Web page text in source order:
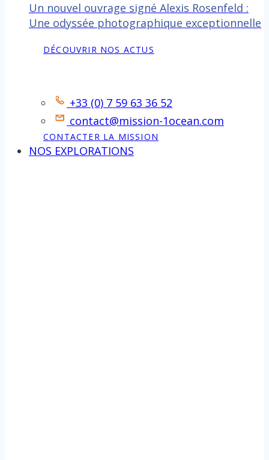
Un nouvel ouvrage signé Alexis Rosenfeld :
Une odyssée photographique exceptionnelle
DÉCOUVRIR NOS ACTUS
+33 (0) 7 59 63 36 52
contact@mission-1ocean.com
CONTACTER LA MISSION
NOS EXPLORATIONS